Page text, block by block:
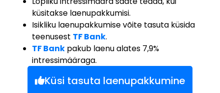
küsitakse laenupakkumisi.
Isikliku laenupakkumise võite tasuta küsida
teenusest TF Bank.
TF Bank pakub laenu alates 7,9%
intressimääraga.
Küsi tasuta laenupakkumine